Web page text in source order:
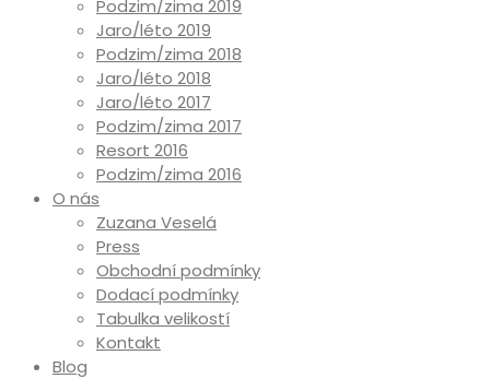
Podzim/zima 2019
Jaro/léto 2019
Podzim/zima 2018
Jaro/léto 2018
Jaro/léto 2017
Podzim/zima 2017
Resort 2016
Podzim/zima 2016
O nás
Zuzana Veselá
Press
Obchodní podmínky
Dodací podmínky
Tabulka velikostí
Kontakt
Blog